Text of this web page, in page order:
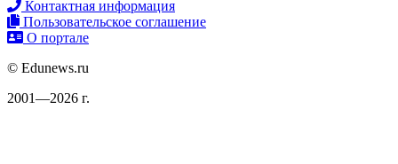
Контактная информация
Пользовательское соглашение
О портале
© Edunews.ru
2001—2026 г.